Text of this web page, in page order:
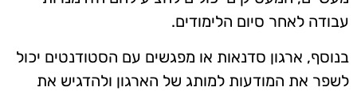
עבודה לאחר סיום הלימודים.
בנוסף, ארגון סדנאות או מפגשים עם הסטודנטים יכול
לשפר את המודעות למותג של הארגון ולהדגיש את